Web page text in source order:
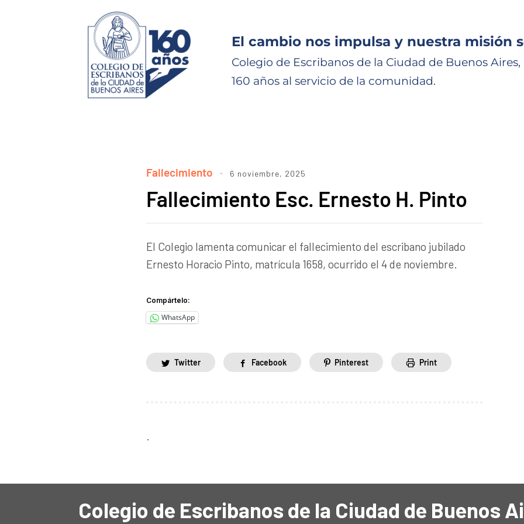
El cambio nos impulsa y nuestra misión
Colegio de Escribanos de la Ciudad de Buenos Aires,
160 años al servicio de la comunidad.
Fallecimiento 6 noviembre, 2025
Fallecimiento Esc. Ernesto H. Pinto
El Colegio lamenta comunicar el fallecimiento del escribano jubilado
Ernesto Horacio Pinto, matrícula 1658, ocurrido el 4 de noviembre.
Compártelo:
WhatsApp
Twitter Facebook Pinterest Print
.
Colegio de Escribanos de la Ciudad de Buenos